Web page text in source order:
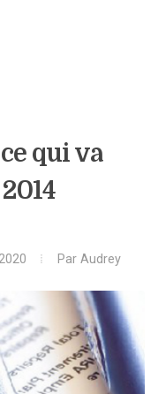
qui va
Par Audrey